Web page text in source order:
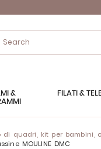
&
FILATI &
quadri, kit per bambini,
MOULINE DMC